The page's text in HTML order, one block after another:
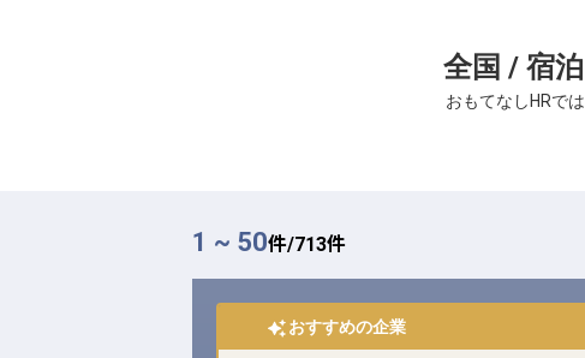
全国 / 宿
おもてなしHRで
1 ~ 50件/713件
おすすめの企業